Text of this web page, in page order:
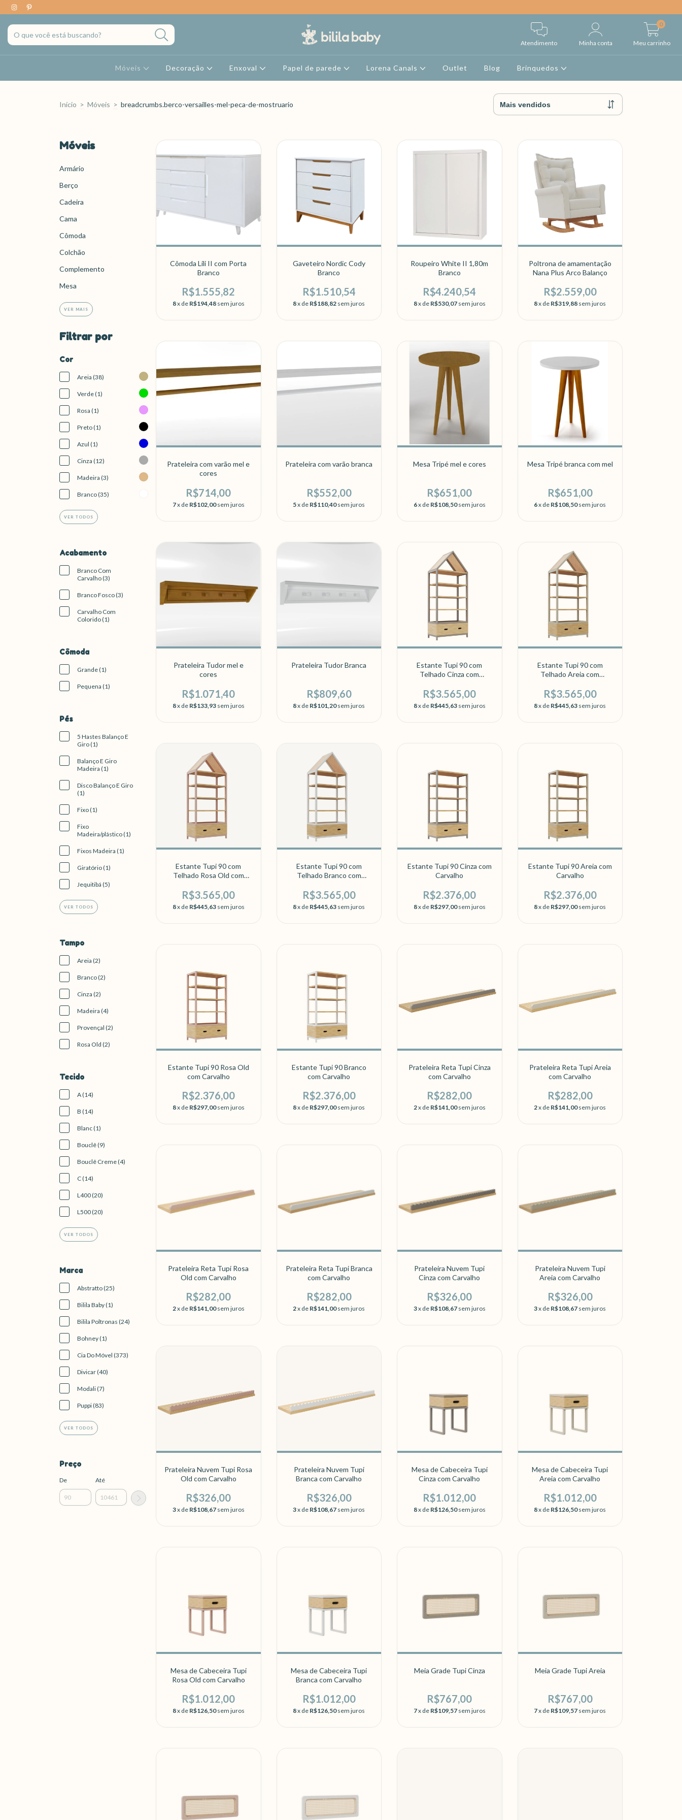
Atendimento Minha conta Meu carrinho
0
Móveis Decoração Enxoval Papel de parede Lorena Canals Outlet Blog Brinquedos
Início > Móveis > breadcrumbs.berco-versailles-mel-peca-de-mostruario
Móveis
Armário
Berço
Cadeira
Cama
Cômoda
Colchão
Complemento
Mesa
VER MAIS
Filtrar por
Cor
Areia (38)
Verde (1)
Rosa (1)
Preto (1)
Azul (1)
Cinza (12)
Madeira (3)
Branco (35)
VER TODOS
Acabamento
Branco Com
Carvalho (3)
Branco Fosco (3)
Carvalho Com
Colorido (1)
Cômoda
Grande (1)
Pequena (1)
Pés
5 Hastes Balanço E
Giro (1)
Balanço E Giro
Madeira (1)
Disco Balanço E Giro
(1)
Fixo (1)
Fixo
Madeira/plástico (1)
Fixos Madeira (1)
Giratório (1)
Jequitibá (5)
VER TODOS
Tampo
Areia (2)
Branco (2)
Cinza (2)
Madeira (4)
Provençal (2)
Rosa Old (2)
Tecido
A (14)
B (14)
Blanc (1)
Bouclê (9)
Bouclê Creme (4)
C (14)
L400 (20)
L500 (20)
VER TODOS
Marca
Abstratto (25)
Bilila Baby (1)
Bilila Poltronas (24)
Bohney (1)
Cia Do Móvel (373)
Divicar (40)
Modali (7)
Puppi (83)
VER TODOS
Preço
De Até
Cômoda Lili II com Porta
Branco
R$1.555,82
8x de R$194,48 sem juros
Gaveteiro Nordic Cody
Branco
R$1.510,54
8x de R$188,82 sem juros
Roupeiro White II 1,80m
Branco
R$4.240,54
8x de R$530,07 sem juros
Poltrona de amamentação
Nana Plus Arco Balanço
R$2.559,00
8x de R$319,88 sem juros
Prateleira com varão mel e
cores
R$714,00
7x de R$102,00 sem juros
Prateleira com varão branca
R$552,00
5x de R$110,40sem juros
Mesa Tripé mel e cores
R$651,00
6x de R$108,50 sem juros
Mesa Tripé branca com mel
R$651,00
6x de R$108,50sem juros
Prateleira Tudor mel e
cores
R$1.071,40
8x de R$133,93 sem juros
Prateleira Tudor Branca
R$809,60
8x de R$101,20sem juros
Estante Tupi 90 com
Telhado Cinza com
R$3.565,00
8x de R$445,63 sem juros
Estante Tupi 90 com
Telhado Areia com
R$3.565,00
8x de R$445,63 sem juros
Estante Tupi 90 com
Telhado Rosa Old com
R$3.565,00
8x de R$445,63 sem juros
Estante Tupi 90 com
Telhado Branco com
R$3.565,00
8x de R$445,63 sem juros
Estante Tupi 90 Cinza com
Carvalho
R$2.376,00
8x de R$297,00 sem juros
Estante Tupi 90 Areia com
Carvalho
R$2.376,00
8x de R$297,00sem juros
Estante Tupi 90 Rosa Old
com Carvalho
R$2.376,00
8x de R$297,00 sem juros
Estante Tupi 90 Branco
com Carvalho
R$2.376,00
8x de R$297,00sem juros
Prateleira Reta Tupi Cinza
com Carvalho
R$282,00
2x de R$141,00 sem juros
Prateleira Reta Tupi Areia
com Carvalho
R$282,00
2x de R$141,00sem juros
Prateleira Reta Tupi Rosa
Old com Carvalho
R$282,00
2x de R$141,00 sem juros
Prateleira Reta Tupi Branca
com Carvalho
R$282,00
2x de R$141,00sem juros
Prateleira Nuvem Tupi
Cinza com Carvalho
R$326,00
3x de R$108,67 sem juros
Prateleira Nuvem Tupi
Areia com Carvalho
R$326,00
3x de R$108,67 sem juros
Prateleira Nuvem Tupi Rosa
Old com Carvalho
R$326,00
3x de R$108,67 sem juros
Prateleira Nuvem Tupi
Branca com Carvalho
R$326,00
3x de R$108,67 sem juros
Mesa de Cabeceira Tupi
Cinza com Carvalho
R$1.012,00
8x de R$126,50 sem juros
Mesa de Cabeceira Tupi
Areia com Carvalho
R$1.012,00
8x de R$126,50sem juros
Mesa de Cabeceira Tupi
Rosa Old com Carvalho
R$1.012,00
8x de R$126,50 sem juros
Mesa de Cabeceira Tupi
Branca com Carvalho
R$1.012,00
8x de R$126,50sem juros
Meia Grade Tupi Cinza
R$767,00
7x de R$109,57 sem juros
Meia Grade Tupi Areia
R$767,00
7x de R$109,57 sem juros